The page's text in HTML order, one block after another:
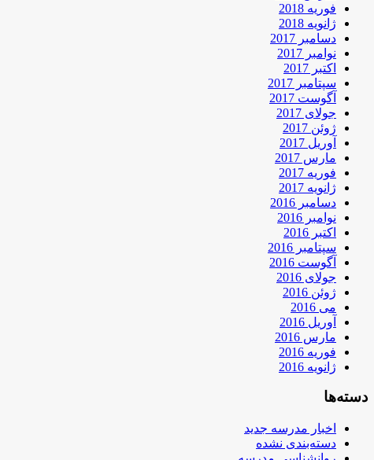
فوریه 2018
ژانویه 2018
دسامبر 2017
نوامبر 2017
اکتبر 2017
سپتامبر 2017
آگوست 2017
جولای 2017
ژوئن 2017
آوریل 2017
مارس 2017
فوریه 2017
ژانویه 2017
دسامبر 2016
نوامبر 2016
اکتبر 2016
سپتامبر 2016
آگوست 2016
جولای 2016
ژوئن 2016
می 2016
آوریل 2016
مارس 2016
فوریه 2016
ژانویه 2016
دسته‌ها
اخبار مدرسه جدید
دسته‌بندی نشده